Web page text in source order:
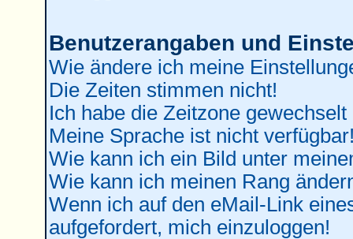
Benutzerangaben und
Wie ändere ich meine
Die Zeiten stimmen nicht!
Ich habe die Zeitzone
Meine Sprache ist nicht
Wie kann ich ein Bild unter
Wie kann ich meinen Rang
Wenn ich auf den eMail-Link
aufgefordert, mich einzuloggen!